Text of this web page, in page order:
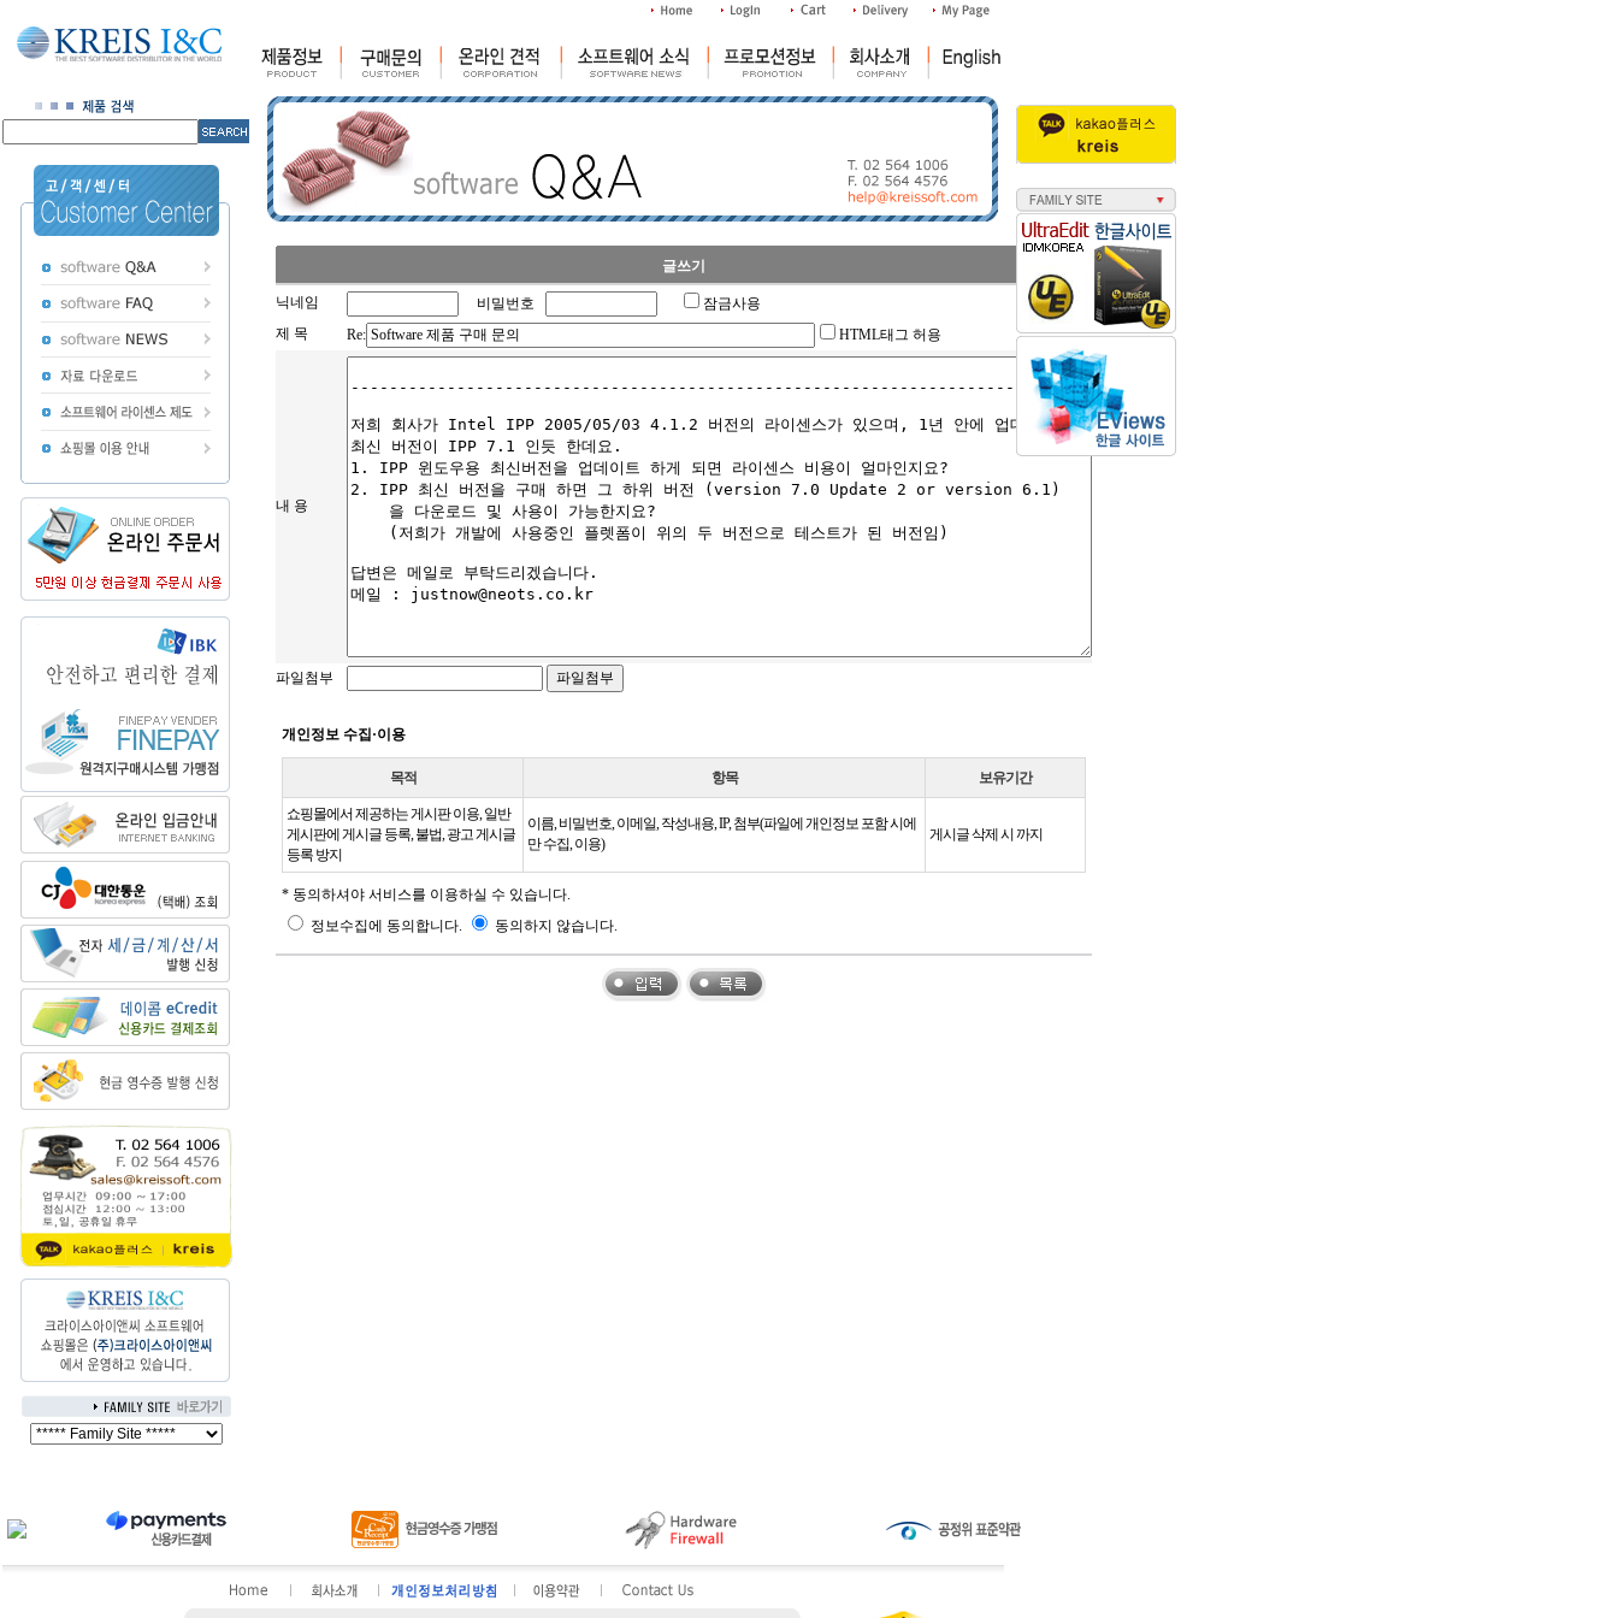
글쓰기
닉네임 비밀번호
잠금사용
제 목
Re: HTML태그 허용
내 용
파일첨부
개인정보 수집·이용
목적 항목 보유기간
쇼핑몰에서 제공하는 게시판 이용, 일반
게시판에 게시글 등록, 불법, 광고 게시글
등록 방지
이름, 비밀번호, 이메일, 작성내용, IP, 첨부(파일에 개인정보 포함 시에
만 수집, 이용)
게시글 삭제 시 까지
* 동의하셔야 서비스를 이용하실 수 있습니다.
정보수집에 동의합니다.
동의하지 않습니다.